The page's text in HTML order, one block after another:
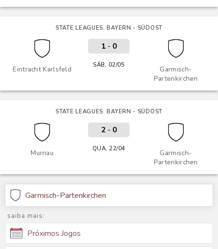
STATE LEAGUES: BAYERN - SÜDOST
Eintracht Karlsfeld
Garmisch-
Partenkirchen
1- 0
SÁB, 02/05
STATE LEAGUES: BAYERN - SÜDOST
Murnau
Garmisch-
Partenkirchen
2- 0
QUA, 22/04
Garmisch-Partenkirchen
saiba mais:
Próximos Jogos